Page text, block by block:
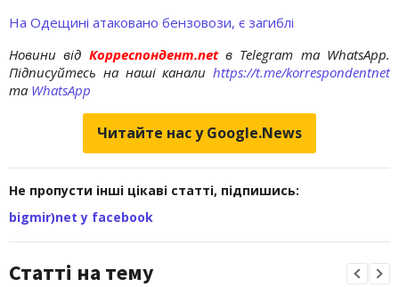
На Одещині атаковано бензовози, є загиблі
Новини від Корреспондент.netв Telegram та WhatsApp.
Підписуйтесь на наші канали https://t.me/korrespondentnet
та WhatsApp
Читайте нас у Google.News
Не пропусти інші цікаві статті, підпишись:
bigmir)net у facebook
Статті на тему